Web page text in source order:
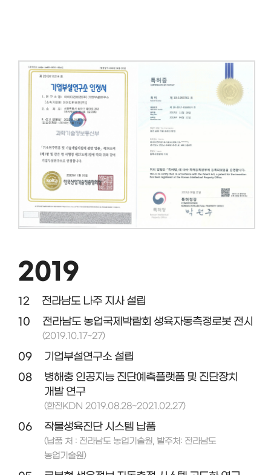
2019
12
전라남도 나주 지사 설립
10
전라남도 농업국제박람회 생육자동측정로봇 전시
(2019.10.17~27)
09
기업부설연구소 설립
08
병해충 인공지능 진단예측플랫폼 및 진단장치
개발 연구
(한전KDN 2019.08.28~2021.02.27)
06 작물생육진단 시스템 납품
(납품 처 : 전라남도 농업기술원, 발주처: 전라남도
농업기술원)